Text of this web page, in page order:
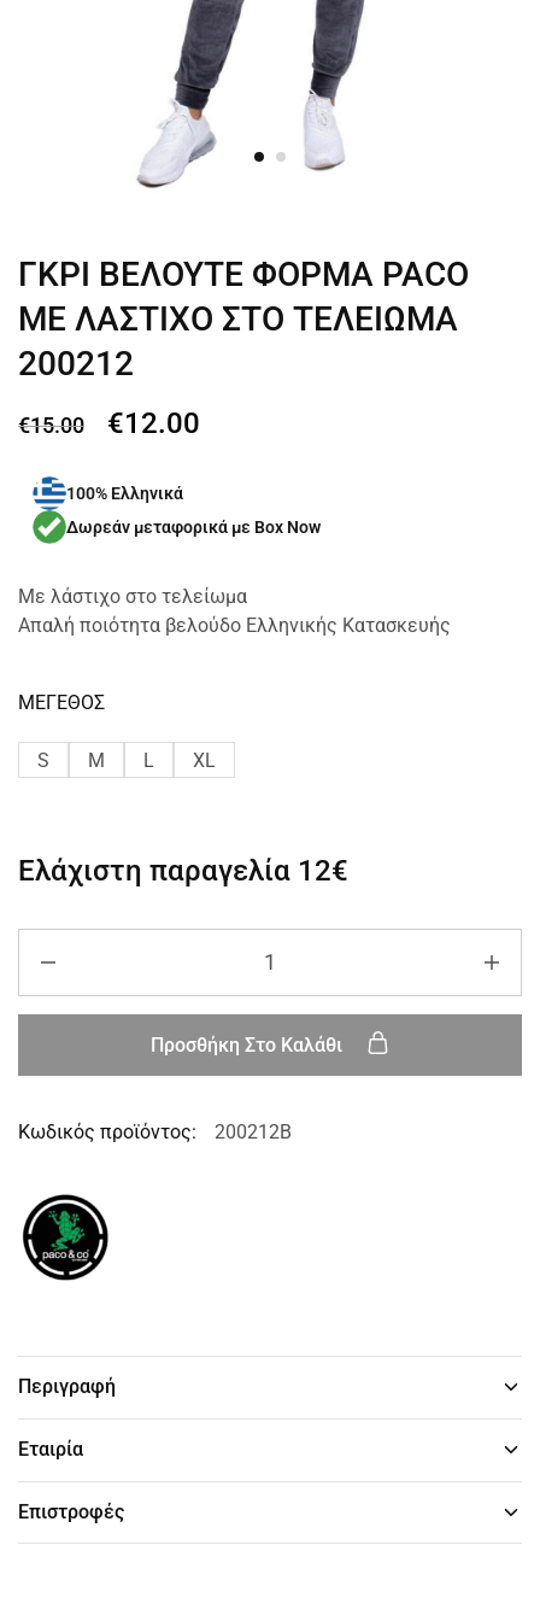
ΓΚΡΙ ΒΕΛΟΥΤΕ ΦΟΡΜΑ PACO
ΜΕ ΛΑΣΤΙΧΟ ΣΤΟ ΤΕΛΕΙΩΜΑ
200212
€15.00 €12.00
100% Ελληνικά
Δωρεάν μεταφορικά με Box Now
Mε λάστιχο στο τελείωμα
Απαλή ποιότητα βελούδο Ελληνικής Κατασκευής
ΜΕΓΕΘΟΣ
S M L XL
Ελάχιστη παραγελία 12€
Προσθήκη Στο Καλάθι
Κωδικός προϊόντος: 200212B
Περιγραφή
Εταιρία
Επιστροφές